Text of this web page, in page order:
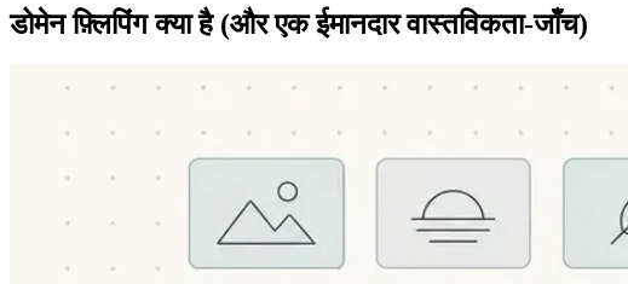
डोमेन फ़्लिपिंग क्या है (और एक ईमानदार वास्तविकता-जाँच)